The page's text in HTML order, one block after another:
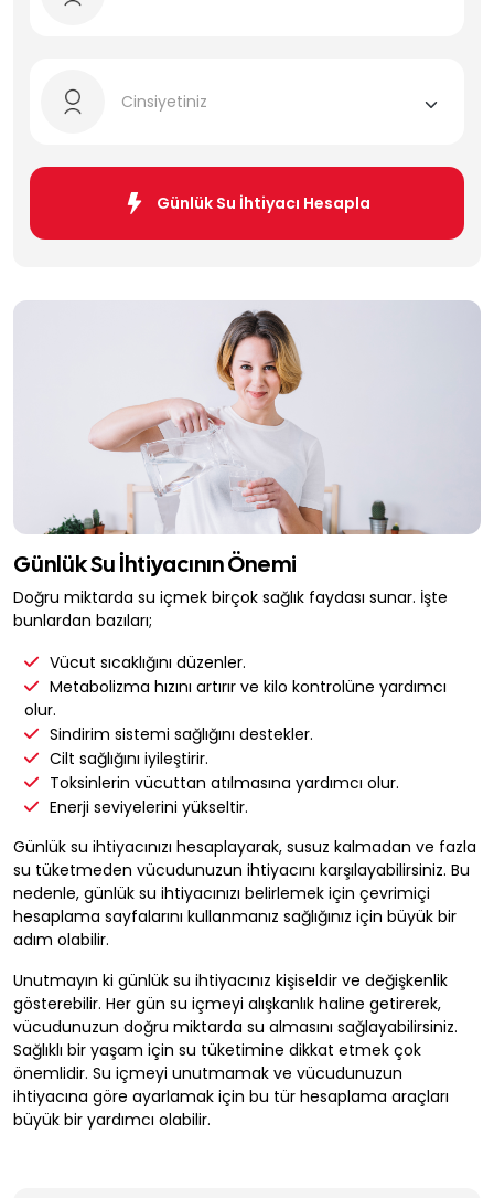
Cinsiyetiniz
Günlük Su İhtiyacı Hesapla
Günlük Su İhtiyacının Önemi
Doğru miktarda su içmek birçok sağlık faydası sunar. İşte
bunlardan bazıları;
Vücut sıcaklığını düzenler.
Metabolizma hızını artırır ve kilo kontrolüne yardımcı
olur.
Sindirim sistemi sağlığını destekler.
Cilt sağlığını iyileştirir.
Toksinlerin vücuttan atılmasına yardımcı olur.
Enerji seviyelerini yükseltir.
Günlük su ihtiyacınızı hesaplayarak, susuz kalmadan ve fazla
su tüketmeden vücudunuzun ihtiyacını karşılayabilirsiniz. Bu
nedenle, günlük su ihtiyacınızı belirlemek için çevrimiçi
hesaplama sayfalarını kullanmanız sağlığınız için büyük bir
adım olabilir.
Unutmayın ki günlük su ihtiyacınız kişiseldir ve değişkenlik
gösterebilir. Her gün su içmeyi alışkanlık haline getirerek,
vücudunuzun doğru miktarda su almasını sağlayabilirsiniz.
Sağlıklı bir yaşam için su tüketimine dikkat etmek çok
önemlidir. Su içmeyi unutmamak ve vücudunuzun
ihtiyacına göre ayarlamak için bu tür hesaplama araçları
büyük bir yardımcı olabilir.